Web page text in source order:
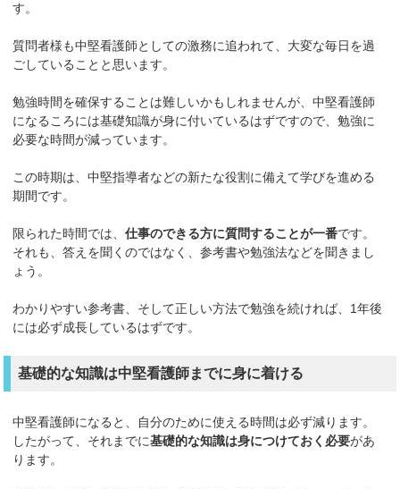
す。
質問者様も中堅看護師としての激務に追われて、大変な毎日を過
ごしていることと思います。
勉強時間を確保することは難しいかもしれませんが、中堅看護師
になるころには基礎知識が身に付いているはずですので、勉強に
必要な時間が減っています。
この時期は、中堅指導者などの新たな役割に備えて学びを進める
期間です。
限られた時間では、仕事のできる方に質問することが一番です。
それも、答えを聞くのではなく、参考書や勉強法などを聞きまし
ょう。
わかりやすい参考書、そして正しい方法で勉強を続ければ、1年後
には必ず成長しているはずです。
基礎的な知識は中堅看護師までに身に着ける
中堅看護師になると、自分のために使える時間は必ず減ります。
したがって、それまでに基礎的な知識は身につけておく必要があ
ります。